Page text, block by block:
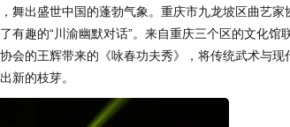
舞出盛世中国的蓬勃气象。重庆市九龙坡区曲艺家
有趣的“川渝幽默对话”。来自重庆三个区的文化馆
会的王辉带来的《咏春功夫秀》，将传统武术与现
新的枝芽。